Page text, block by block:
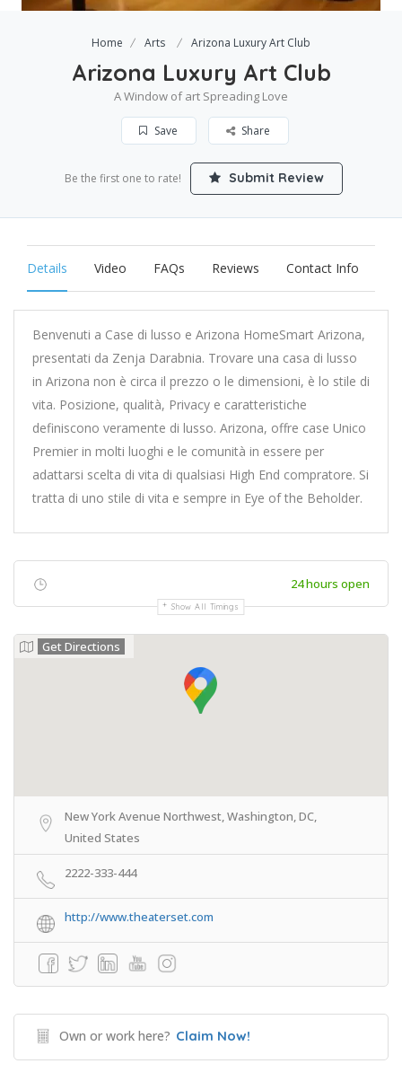
Home Arts Arizona Luxury Art Club
Arizona Luxury Art Club
A Window of art Spreading Love
Save Share
Be the first one to rate! Submit Review
Details Video FAQs Reviews Contact Info
Benvenuti a Case di lusso e Arizona HomeSmart Arizona,
presentati da Zenja Darabnia. Trovare una casa di lusso
in Arizona non è circa il prezzo o le dimensioni, è lo stile di
vita. Posizione, qualità, Privacy e caratteristiche
definiscono veramente di lusso. Arizona, offre case Unico
Premier in molti luoghi e le comunità in essere per
adattarsi scelta di vita di qualsiasi High End compratore. Si
tratta di uno stile di vita e sempre in Eye of the Beholder.
24 hours open
Show All Timings
Get Directions
New York Avenue Northwest, Washington, DC,
United States
2222-333-444
http://www.theaterset.com
Own or work here? Claim Now!